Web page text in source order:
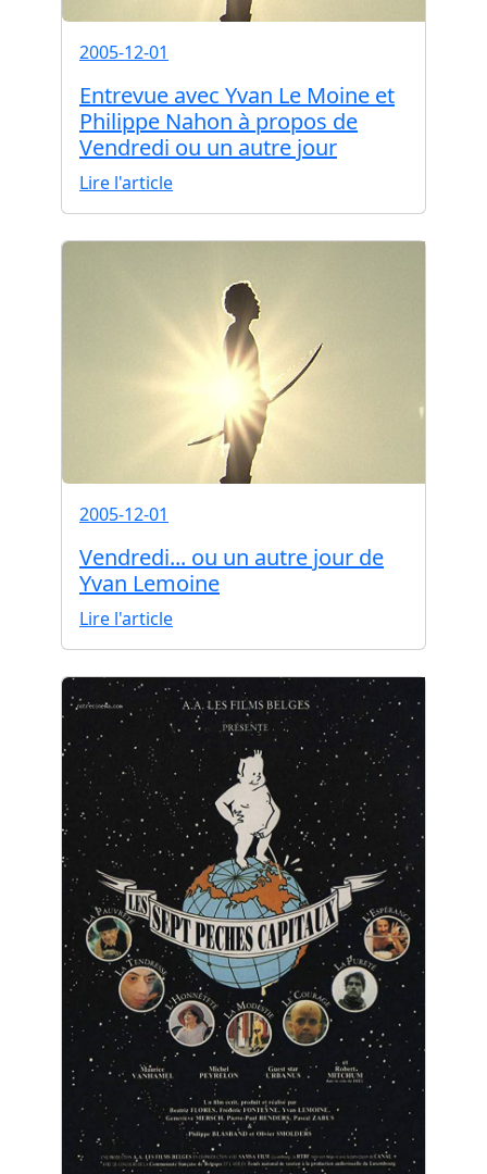
2005-12-01
Entrevue avec Yvan Le Moine et
Philippe Nahon à propos de
Vendredi ou un autre jour
Lire l'article
2005-12-01
Vendredi... ou un autre jour de
Yvan Lemoine
Lire l'article